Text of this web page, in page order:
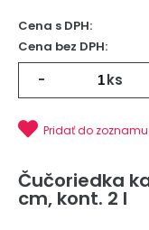
Cena s DPH:
Cena bez DPH:
- ks
Pridať do zoznamu
Čučoriedka
cm, kont. 2 l